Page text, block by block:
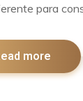
para
more